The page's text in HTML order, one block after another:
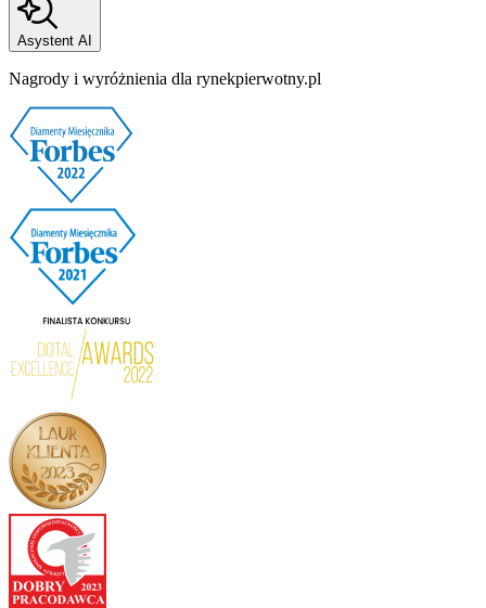
Asystent AI
Nagrody i wyróżnienia dla rynekpierwotny.pl